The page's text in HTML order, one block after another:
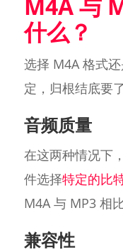
什么？
选择 M4A 格式
定，归根结底要
音频质量
在这两种情况下
件选择特定的比
M4A 与 MP3 相
兼容性